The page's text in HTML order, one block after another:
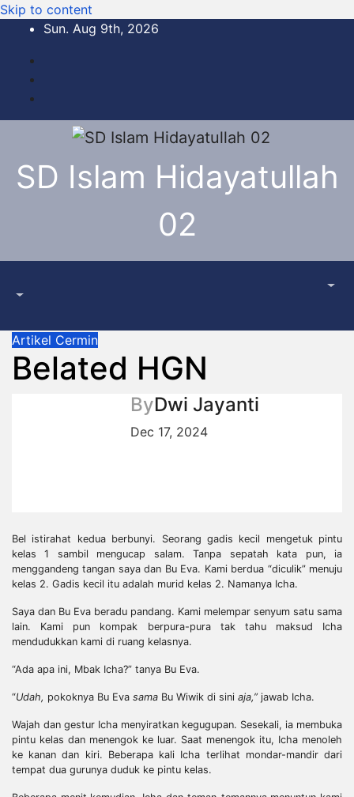
Skip to content
Sun. Aug 9th, 2026
SD Islam Hidayatullah
02
Artikel Cermin
Belated HGN
ByDwi Jayanti
Dec 17, 2024
Bel istirahat kedua berbunyi. Seorang gadis kecil mengetuk pintu
kelas 1 sambil mengucap salam. Tanpa sepatah kata pun, ia
menggandeng tangan saya dan Bu Eva. Kami berdua “diculik” menuju
kelas 2. Gadis kecil itu adalah murid kelas 2. Namanya Icha.
Saya dan Bu Eva beradu pandang. Kami melempar senyum satu sama
lain. Kami pun kompak berpura-pura tak tahu maksud Icha
mendudukkan kami di ruang kelasnya.
“Ada apa ini, Mbak Icha?” tanya Bu Eva.
“Udah, pokoknya Bu Eva sama Bu Wiwik di sini aja,” jawab Icha.
Wajah dan gestur Icha menyiratkan kegugupan. Sesekali, ia membuka
pintu kelas dan menengok ke luar. Saat menengok itu, Icha menoleh
ke kanan dan kiri. Beberapa kali Icha terlihat mondar-mandir dari
tempat dua gurunya duduk ke pintu kelas.